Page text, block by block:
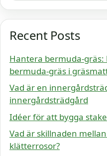
Recent Posts
Hantera bermuda-
bermuda-gräs i
Vad är en
innergårdsträdgård
Idéer för att bygga
Vad är skillnaden
klätterrosor?